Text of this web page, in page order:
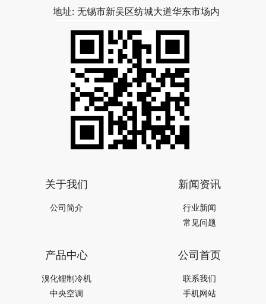
地址: 无锡市新吴区纺城大道华东市场内
关于我们
公司简介
新闻资讯
行业新闻
常见问题
产品中心
溴化锂制冷机
中央空调
公司首页
联系我们
手机网站